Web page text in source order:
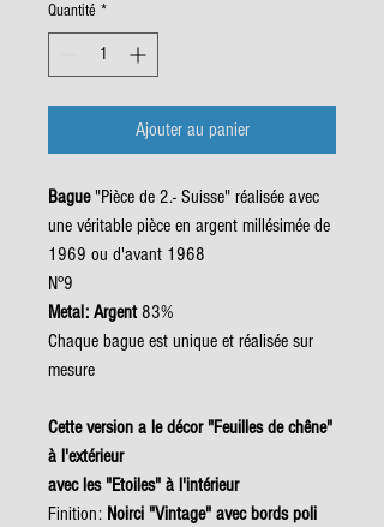
Quantité *
Ajouter au panier
Bague"Pièce de 2.- Suisse" réalisée avec
une véritable pièce en argent millésimée de
1969 ou d'avant 1968
N°9
Metal: Argent83%
Chaque bague est unique et réalisée sur
mesure
Cette version a le décor "Feuilles de chêne"
à l'extérieur
avec les "Etoiles" à l'intérieur
Finition: Noirci "Vintage" avec bords poli